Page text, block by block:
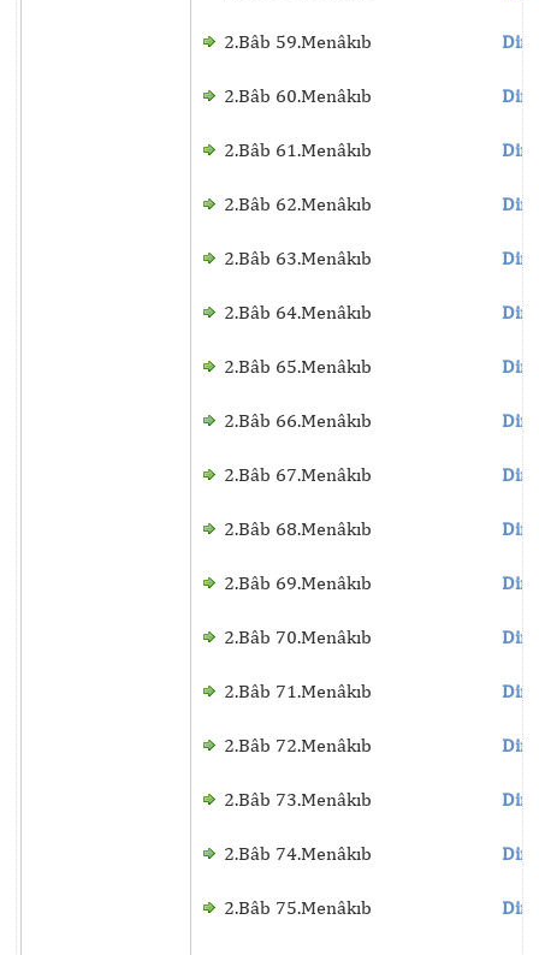
2.Bâb 59.Menâkıb
2.Bâb 60.Menâkıb
2.Bâb 61.Menâkıb
2.Bâb 62.Menâkıb
2.Bâb 63.Menâkıb
2.Bâb 64.Menâkıb
2.Bâb 65.Menâkıb
2.Bâb 66.Menâkıb
2.Bâb 67.Menâkıb
2.Bâb 68.Menâkıb
2.Bâb 69.Menâkıb
2.Bâb 70.Menâkıb
2.Bâb 71.Menâkıb
2.Bâb 72.Menâkıb
2.Bâb 73.Menâkıb
2.Bâb 74.Menâkıb
2.Bâb 75.Menâkıb